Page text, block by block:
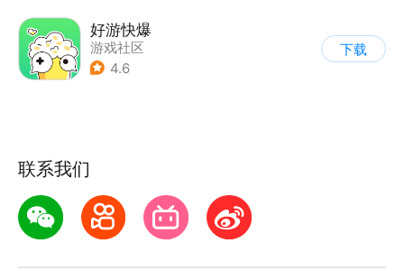
好游快爆
游戏社区
4.6
下载
联系我们